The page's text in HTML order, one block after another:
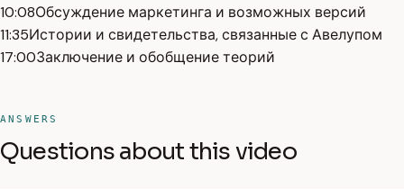
10:08Обсуждение маркетинга и возможных версий
11:35Истории и свидетельства, связанные с Авелупом
17:00Заключение и обобщение теорий
ANSWERS
Questions about this video